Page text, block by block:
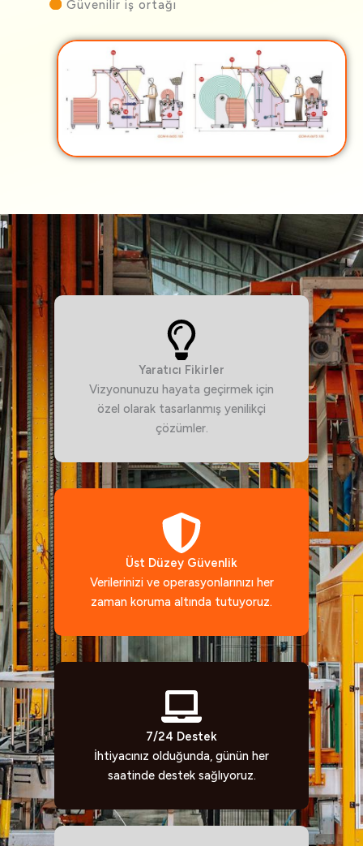
Güvenilir iş ortağı
Yaratıcı Fikirler
Vizyonunuzu hayata geçirmek için
özel olarak tasarlanmış yenilikçi
çözümler.
Üst Düzey Güvenlik
Verilerinizi ve operasyonlarınızı her
zaman koruma altında tutuyoruz.
7/24 Destek
İhtiyacınız olduğunda, günün her
saatinde destek sağlıyoruz.